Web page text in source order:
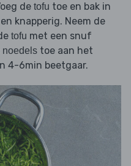
de tofu toe en bak in
knapperig. Neem de
tofu met een snuf
noedels toe aan het
4-6min beetgaar.